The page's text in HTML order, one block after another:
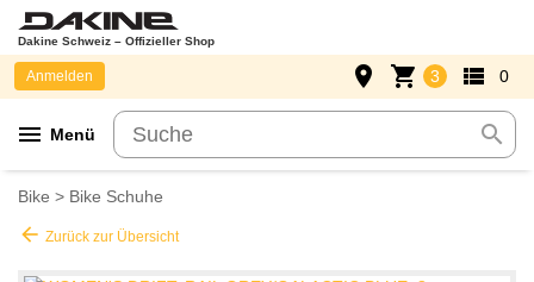
Dakine Schweiz – Offizieller Shop
menu Menü search
Anmelden place shopping_cart 3 view_list 0
Bike > Bike Schuhe
arrow_back Zurück zur Übersicht